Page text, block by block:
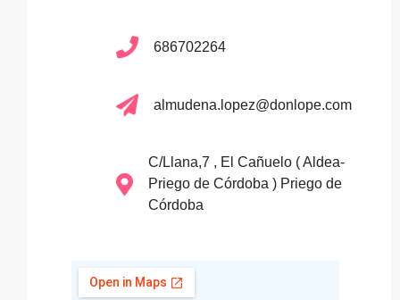
686702264
almudena.lopez@donlope.com
C/Llana,7 , El Cañuelo ( Aldea-
Priego de Córdoba ) Priego de
Córdoba